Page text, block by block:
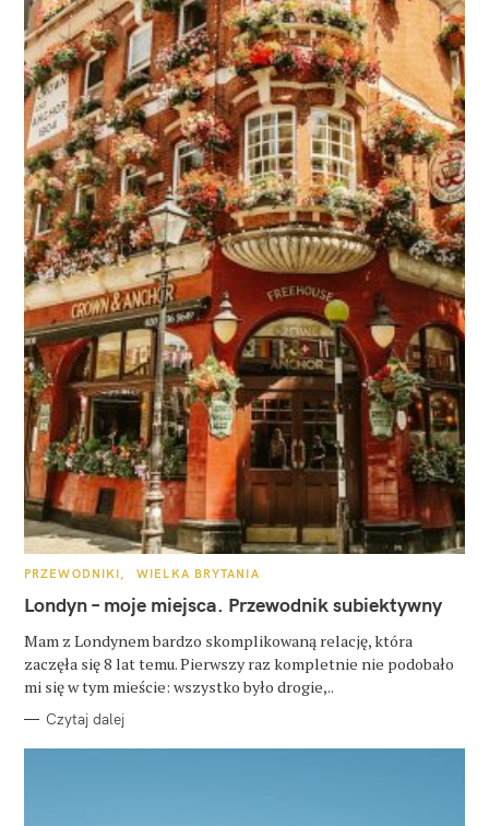
K
T
E
O
R
I
PRZEWODNIKI WIELKA BRYTANIA
Londyn – moje miejsca. Przewodnik subiektywny
Mam z Londynem bardzo skomplikowaną relację, która
zaczęła się 8 lat temu. Pierwszy raz kompletnie nie podobało
mi się w tym mieście: wszystko było drogie,..
Czytaj dalej